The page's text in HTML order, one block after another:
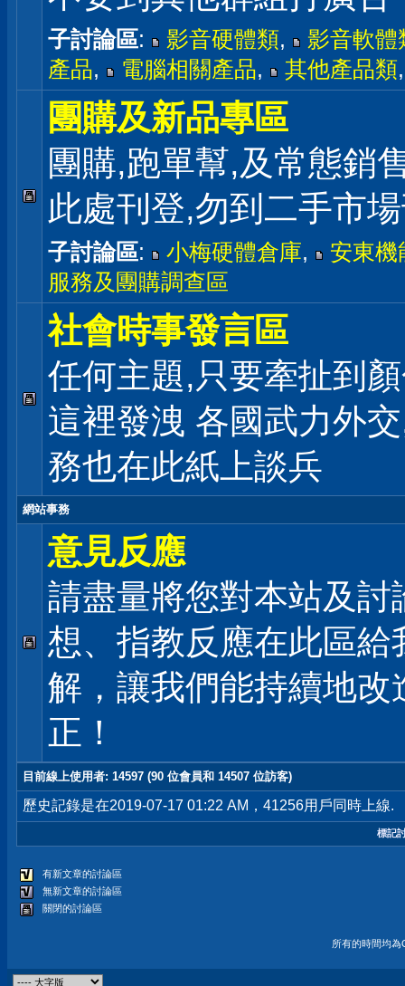
子討論區: 影音硬體類,
影音軟體
產品, 電腦相關產品, 其他產品類
團購及新品專區
團購,跑單幫,及常態銷
此處刊登,勿到二手市
子討論區: 小梅硬體倉庫,
安東機
服務及團購調查區
社會時事發言區
任何主題,只要牽扯到
這裡發洩 各國武力外
務也在此紙上談兵
網站事務
意見反應
請盡量將您對本站及討
想、指教反應在此區給
解，讓我們能持續地改
正！
目前線上使用者: 14597 (90 位會員和 14507 位訪客)
歷史記錄是在2019-07-17 01:22 AM，41256用戶同時上線.
標記
有新文章的討論區
無新文章的討論區
關閉的討論區
所有的時間均為